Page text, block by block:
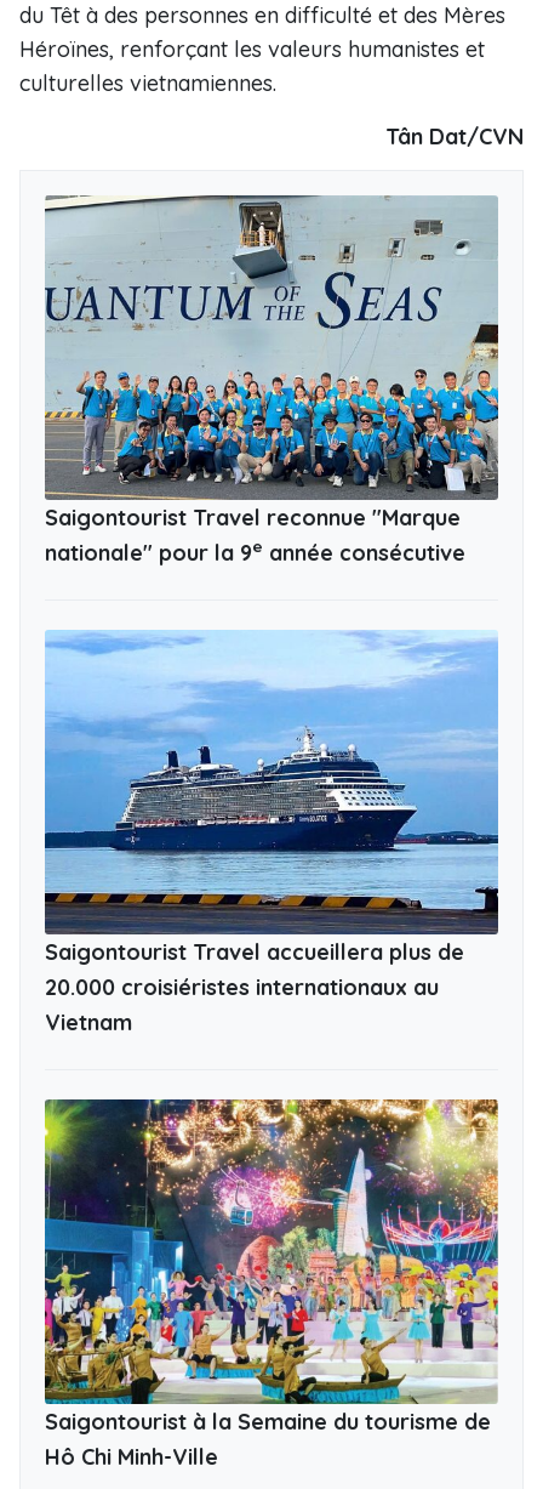
du Têt à des personnes en difficulté et des Mères
Héroïnes, renforçant les valeurs humanistes et
culturelles vietnamiennes.
Tân Dat/CVN
Saigontourist Travel reconnue "Marque
nationale" pour la 9e année consécutive
Saigontourist Travel accueillera plus de
20.000 croisiéristes internationaux au
Vietnam
Saigontourist à la Semaine du tourisme de
Hô Chi Minh-Ville